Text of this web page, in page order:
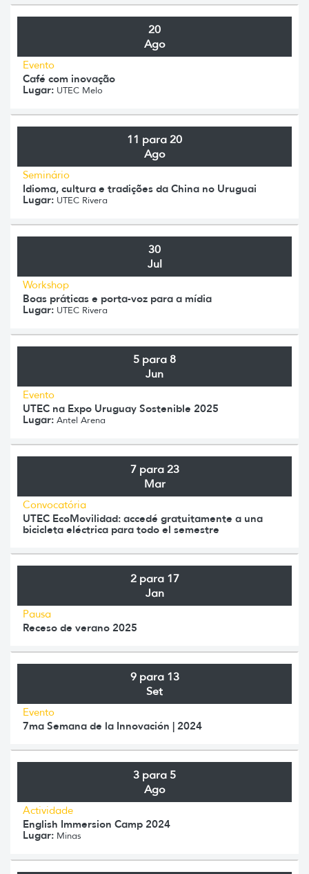
20
Ago
Evento
Café com inovação
Lugar: UTEC Melo
11 para 20
Ago
Seminário
Idioma, cultura e tradições da China no Uruguai
Lugar: UTEC Rivera
30
Jul
Workshop
Boas práticas e porta-voz para a mídia
Lugar: UTEC Rivera
5 para 8
Jun
Evento
UTEC na Expo Uruguay Sostenible 2025
Lugar: Antel Arena
7 para 23
Mar
Convocatória
UTEC EcoMovilidad: accedé gratuitamente a una
bicicleta eléctrica para todo el semestre
2 para 17
Jan
Pausa
Receso de verano 2025
9 para 13
Set
Evento
7ma Semana de la Innovación | 2024
3 para 5
Ago
Actividade
English Immersion Camp 2024
Lugar: Minas